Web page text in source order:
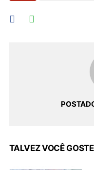
TALVEZ VOCÊ